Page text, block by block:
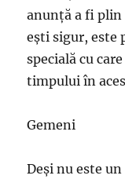
anunță a fi plin
ești sigur, este
specială cu
timpului în
Gemeni
Deși nu este